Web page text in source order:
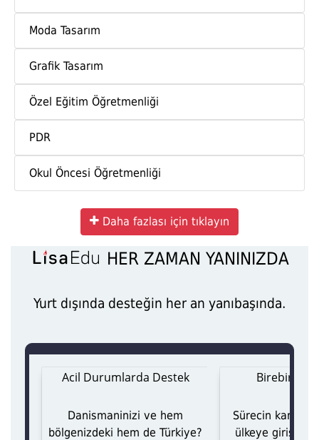
Moda Tasarım
Grafik Tasarım
Özel Eğitim Öğretmenliği
PDR
Okul Öncesi Öğretmenliği
Daha fazlası için tıklayın
HER ZAMAN YANINIZDA
Yurt dışında desteğin her an yanıbaşında.
Acil Durumlarda Destek
Danismaninizi ve hem
bölgenizdeki hem de Türkiye?
Birebir
Sürecin karar
ülkeye giris